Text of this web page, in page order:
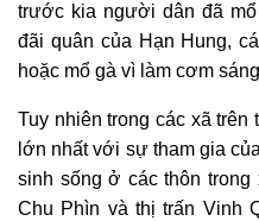
trước kia người dân đã
đãi quân của Hạn Hung,
hoặc mổ gà vì làm cơm
Tuy nhiên trong các xã
lớn nhất với sự tham gia
sinh sống ở các thôn trong
Chu Phìn và thị trấn Vinh